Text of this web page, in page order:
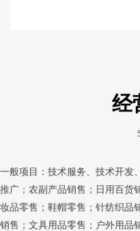
经
一般项目：技术服务、技术开发
推广；农副产品销售；日用百货
妆品零售；鞋帽零售；针纺织品
销售；文具用品零售；户外用品